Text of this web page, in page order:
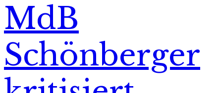
MdB
Schönberger